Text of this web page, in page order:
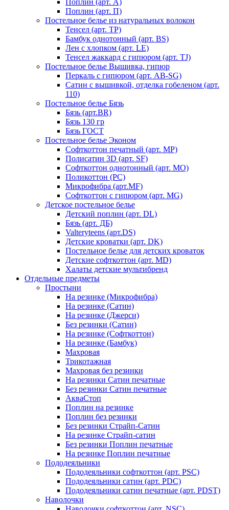
Поплин (арт. А)
Поплин (арт. П)
Постельное белье из натуральных волокон
Тенсел (арт. ТР)
Бамбук однотонный (арт. BS)
Лен с хлопком (арт. LE)
Тенсел жаккард с гипюром (арт. TJ)
Постельное белье Вышивка, гипюр
Перкаль с гипюром (арт. AB-SG)
Сатин с вышивкой, отделка гобеленом (арт.
110)
Постельное белье Бязь
Бязь (арт.BR)
Бязь 130 гр
Бязь ГОСТ
Постельное белье Эконом
Софткоттон печатный (арт. MР)
Полисатин 3D (арт. SF)
Софткоттон однотонный (арт. MO)
Поликоттон (PC)
Микрофибра (арт.MF)
Софткоттон с гипюром (арт. MG)
Детское постельное белье
Детский поплин (арт. DL)
Бязь (арт. ДБ)
Valteryteens (арт.DS)
Детские кроватки (арт. DK)
Постельное белье для детских кроваток
Детские софткоттон (арт. MD)
Халаты детские мультибренд
Отдельные предметы
Простыни
На резинке (Микрофибра)
На резинке (Сатин)
На резинке (Джерси)
Без резинки (Сатин)
На резинке (Софткоттон)
На резинке (Бамбук)
Махровая
Трикотажная
Махровая без резинки
На резинки Сатин печатные
Без резинки Сатин печатные
АкваСтоп
Поплин на резинке
Поплин без резинки
Без резинки Страйп-Сатин
На резинке Страйп-сатин
Без резинки Поплин печатные
На резинке Поплин печатные
Пододеяльники
Пододеяльники софткоттон (арт. PSC)
Пододеяльники сатин (арт. PDC)
Пододеяльники сатин печатные (арт. PDST)
Наволочки